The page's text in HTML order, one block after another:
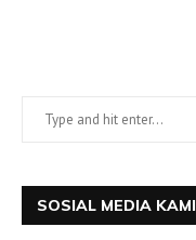
SOSIAL MEDIA KAMI